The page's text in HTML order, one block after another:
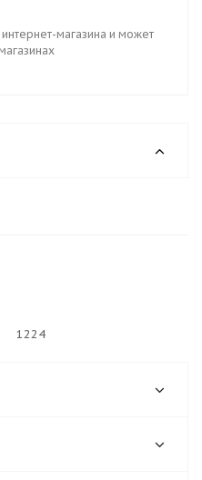
магазина и может
1224